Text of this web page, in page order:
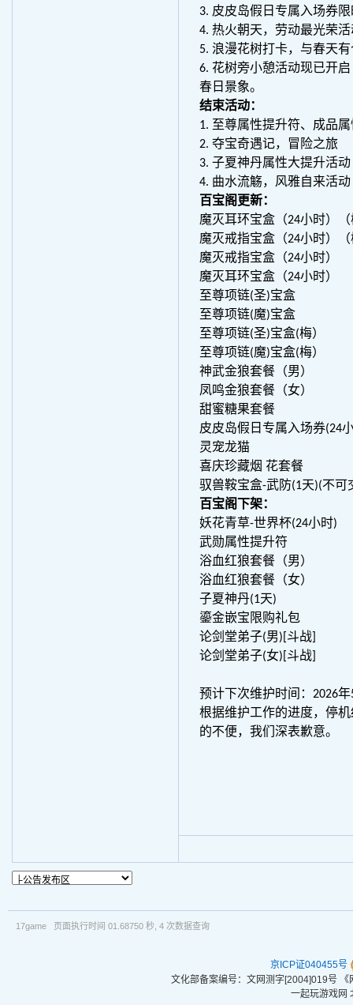
3. 皮皮岛假日专属入场券
4. 热火朝天，劳动最光荣
5. 浪漫花树打卡，与春天
6. 花树旁小憩活动现已开
春日景象。
结束活动：
1. 至尊属性提升符、成品
2. 夺宝奇遇记，冒险之旅
3. 子夏神丹属性大提升活动
4. 曲水流觞，风雅自来活动
百宝阁更新：
魔灭耳环宝盒（24小时）
魔灭戒指宝盒（24小时）
魔灭戒指宝盒（24小时）
魔灭耳环宝盒（24小时）
至尊项链(圣)宝盒
至尊项链(魔)宝盒
至尊项链(圣)宝盒(梅）
至尊项链(魔)宝盒(梅）
神武金狼套餐（男）
凤鸣金狼套餐（女）
甜蜜糖果套餐
皮皮岛假日专属入场券(24
灵宠龙猫
喜庆珍藏烟 花套餐
驭兽鞍宝盒-武防(1天)(不可
百宝阁下架：
妖花青草-世界杯(24小时)
武勋属性提升符
浴血红狼套餐（男）
浴血红狼套餐（女）
子夏神丹(1天)
鎏金嵌宝限购礼包
论剑堂弟子(男)[斗战]
论剑堂弟子(女)[斗战]
预计下次维护时间：2026
根据维护工作的进度，停
的不便，我们深表歉意。
17game 页面执行时间 01.68750 秒, 4 次数据查询
京ICP证040455号
文化部备案编号：文网测字[2004]019号
一起玩游戏网